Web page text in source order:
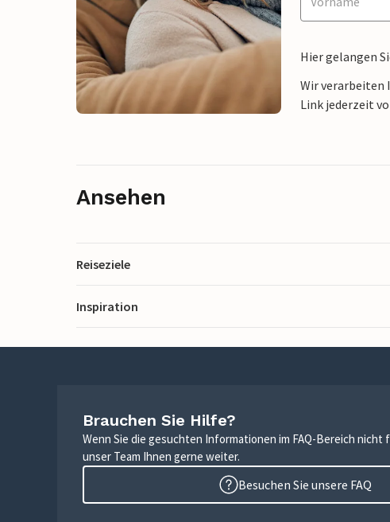
Hier gelangen
Wir verarbeiten
Link jederzeit
Ansehen
Reiseziele
Inspiration
Brauchen Sie Hilfe?
Wenn Sie die gesuchten Informationen im FAQ-Bereich nicht
unser Team Ihnen gerne weiter.
Besuchen Sie unsere FAQ